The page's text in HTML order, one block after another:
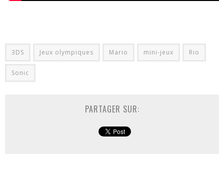
3DS Jeux olympiques Mario mini-jeux Rio
Sonic
PARTAGER SUR: